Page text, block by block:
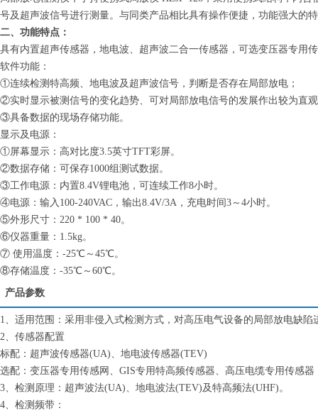
号及超声波信号进行测量。与同类产品相比具有操作便捷，功能强大的
二、功能特点：
具有内置超声传感器，地电波、超声波二合一传感器，可选变压器专用
软件功能：
①连续检测特高频、地电波及超声波信号，判断是否存在局部放电；
②实时显示被测信号的变化趋势、可对局部放电信号的发展作出较为直
③具备数据的现场存储功能。
显示及电源：
①屏幕显示：高对比度3.5英寸TFT彩屏。
②数据存储：可保存1000组测试数据。
③工作电源：内置8.4V锂电池，可连续工作8小时。
④电源：输入100-240VAC，输出8.4V/3A，充电时间3～4小时。
⑤外形尺寸：220 * 100 * 40。
⑥仪器重量：1.5kg。
⑦ 使用温度：-25℃～45℃。
⑧存储温度：-35℃～60℃。
产品参数
1、 适用范围：采用非侵入式检测方式，对高压电气设备的局部放电缺陷
2、 传感器配置
标配：超声波传感器(UA)、地电波传感器(TEV)
选配：变压器专用传感网、GIS专用特高频传感器、高压电缆专用传感
3、 检测原理：超声波法(UA)、地电波法(TEV)及特高频法(UHF)。
4、 检测频带：